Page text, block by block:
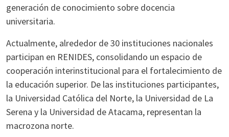
generación de conocimiento sobre docencia
universitaria.
Actualmente, alrededor de 30 instituciones nacionales
participan en RENIDES, consolidando un espacio de
cooperación interinstitucional para el fortalecimiento de
la educación superior. De las instituciones participantes,
la Universidad Católica del Norte, la Universidad de La
Serena y la Universidad de Atacama, representan la
macrozona norte.